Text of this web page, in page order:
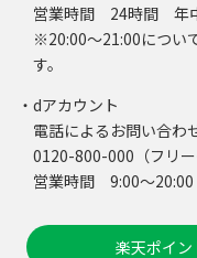
営業時間 24時間 年
※20:00～21:00につい
す。
・dアカウント
電話によるお問い合わ
0120-800-000（フリー
営業時間 9:00～
楽天ポイン